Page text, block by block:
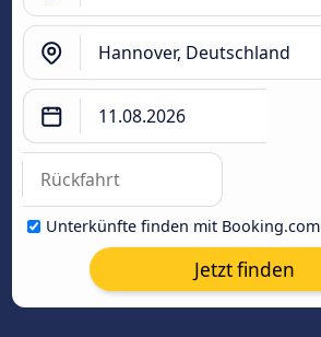
Unterkünfte finden mit Booking.com
Jetzt finden